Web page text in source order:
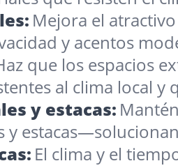
Mejora el
y acentos
que los espacios
al clima local
y estacas:
y
El clima y el